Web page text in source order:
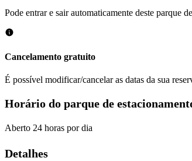
Pode entrar e sair automaticamente deste parque
Cancelamento gratuito
É possível modificar/cancelar as datas da sua
Horário do parque de
Aberto 24 horas por dia
Detalhes